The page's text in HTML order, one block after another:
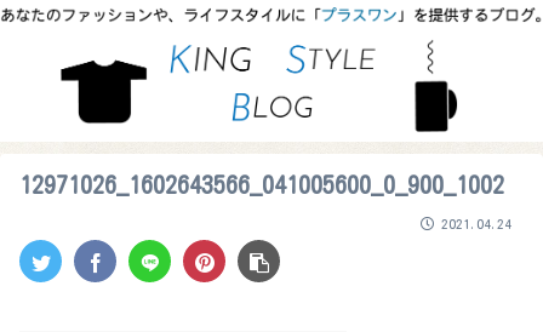
12971026_1602643566_041005600_0_900_1002
2021.04.24